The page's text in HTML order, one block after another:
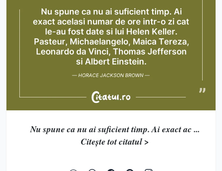
Nu spune ca nu ai suficient timp. Ai exact ac ...
Citește tot citatul >